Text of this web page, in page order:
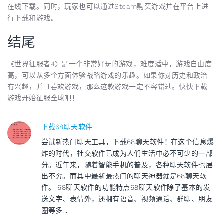
在线下载。同时，玩家也可以通过Steam购买游戏并在平台上进
行下载和游戏。
结尾
《世界征服者4》是一个非常好玩的游戏，难度适中，游戏自由度
高，可以从多个方面体验战略游戏的乐趣。如果你对历史和政治
有兴趣，并且喜欢游戏，那么这款游戏一定不容错过。快快下载
游戏开始征服全球吧！
下载68聊天软件
尝试新热门聊天工具，下载68聊天软件！在这个信息爆
炸的时代，社交软件已成为人们生活中必不可少的一部
分。近年来，随着智能手机的普及，各种聊天软件也层
出不穷。而其中最新最热门的聊天神器就是68聊天软
件。 68聊天软件的功能特点68聊天软件除了基本的发
送文字、表情外，还拥有语音、视频通话、群聊、朋友
圈等多...